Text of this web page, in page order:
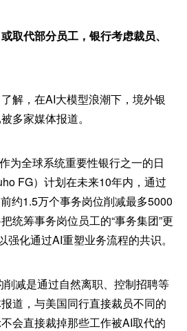
取代部分员工，银行考虑裁员、
解，在AI大模型浪潮下，境外银
多家媒体报道。
为全球系统重要性银行之一的日
FG）计划在未来10年内，通过
约1.5万个事务岗位削减最多5000
统筹事务岗位员工的“事务集团”更
强化通过AI重塑业务流程的共识。
减是通过自然离职、控制招聘等
道，与美国同行直接裁员不同的
会直接裁掉那些工作被AI取代的